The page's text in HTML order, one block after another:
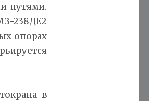
путями.
238ДЕ2
опорах
в